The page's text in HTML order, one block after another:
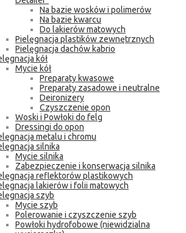
Na bazie wosków i polimerów
Na bazie kwarcu
Do lakierów matowych
Pielęgnacja plastików zewnętrznych
Pielęgnacja dachów kabrio
kół
Mycie kół
Preparaty kwasowe
Preparaty zasadowe i neutralne
Deironizery
Czyszczenie opon
Woski i Powłoki do felg
Dressingi do opon
metalu i chromu
silnika
Mycie silnika
Zabezpieczenie i konserwacja silnika
reflektorów plastikowych
lakierów i folii matowych
szyb
Mycie szyb
Polerowanie i czyszczenie szyb
Powłoki hydrofobowe (niewidzialna